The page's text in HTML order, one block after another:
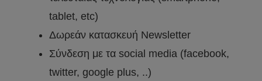
tablet, etc)
Δωρεάν κατασκευή Newsletter
Σύνδεση με τα social media (facebook,
twitter, google plus, ..)